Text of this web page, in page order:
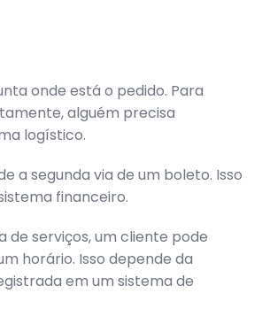
onde está o pedido. Para
alguém precisa
logístico.
a segunda via de um boleto. Isso
financeiro.
de serviços, um cliente pode
horário. Isso depende da
em um sistema de